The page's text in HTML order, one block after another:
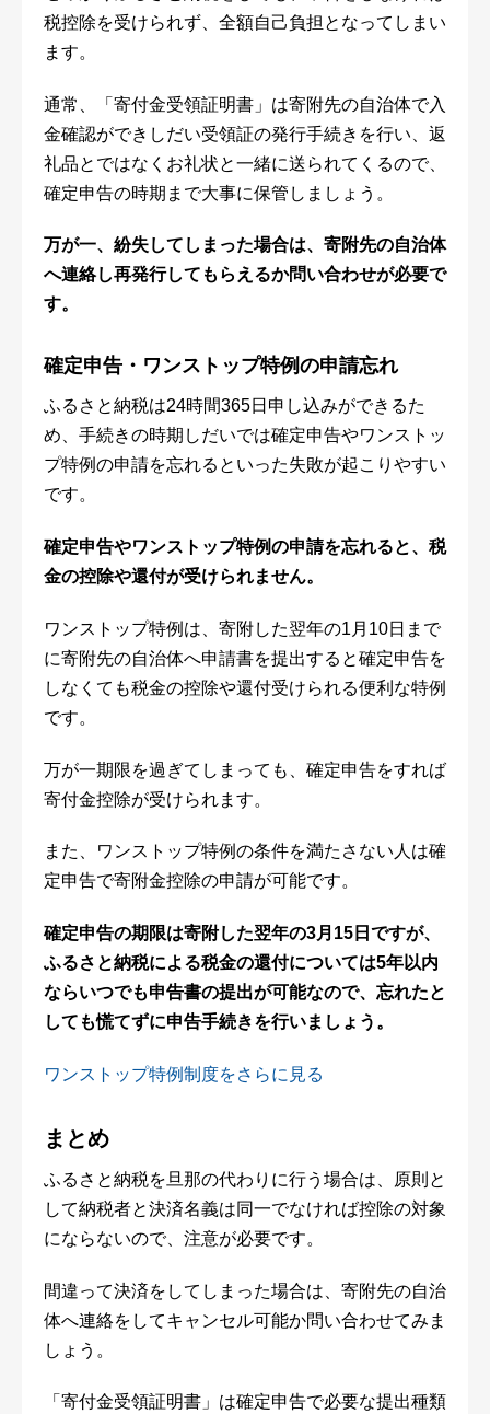
税控除を受けられず、全額自己負担となってしまい
ます。
通常、「寄付金受領証明書」は寄附先の自治体で入
金確認ができしだい受領証の発行手続きを行い、返
礼品とではなくお礼状と一緒に送られてくるので、
確定申告の時期まで大事に保管しましょう。
万が一、紛失してしまった場合は、寄附先の自治体
へ連絡し再発行してもらえるか問い合わせが必要で
す。
確定申告・ワンストップ特例の申請忘れ
ふるさと納税は24時間365日申し込みができるた
め、手続きの時期しだいでは確定申告やワンストッ
プ特例の申請を忘れるといった失敗が起こりやすい
です。
確定申告やワンストップ特例の申請を忘れると、税
金の控除や還付が受けられません。
ワンストップ特例は、寄附した翌年の1月10日まで
に寄附先の自治体へ申請書を提出すると確定申告を
しなくても税金の控除や還付受けられる便利な特例
です。
万が一期限を過ぎてしまっても、確定申告をすれば
寄付金控除が受けられます。
また、ワンストップ特例の条件を満たさない人は確
定申告で寄附金控除の申請が可能です。
確定申告の期限は寄附した翌年の3月15日ですが、
ふるさと納税による税金の還付については5年以内
ならいつでも申告書の提出が可能なので、忘れたと
しても慌てずに申告手続きを行いましょう。
ワンストップ特例制度をさらに見る
まとめ
ふるさと納税を旦那の代わりに行う場合は、原則と
して納税者と決済名義は同一でなければ控除の対象
にならないので、注意が必要です。
間違って決済をしてしまった場合は、寄附先の自治
体へ連絡をしてキャンセル可能か問い合わせてみま
しょう。
「寄付金受領証明書」は確定申告で必要な提出種類